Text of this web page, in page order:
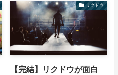
リクドウ
【完結】リクドウが面白